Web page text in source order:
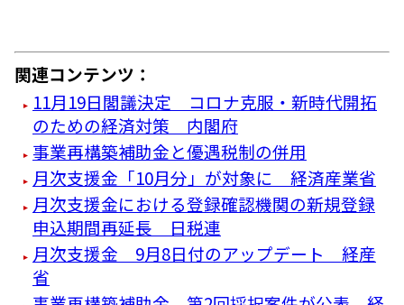
関連コンテンツ：
11月19日閣議決定 コロナ克服・新時代開拓
のための経済対策 内閣府
事業再構築補助金と優遇税制の併用
月次支援金「10月分」が対象に 経済産業省
月次支援金における登録確認機関の新規登録
申込期間再延長 日税連
月次支援金 9月8日付のアップデート 経産
省